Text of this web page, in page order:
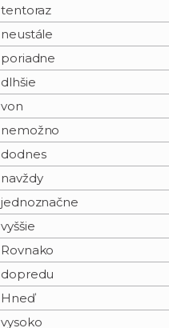
tentoraz
neustále
poriadne
dlhšie
von
nemožno
dodnes
navždy
jednoznačne
vyššie
Rovnako
dopredu
Hneď
vysoko